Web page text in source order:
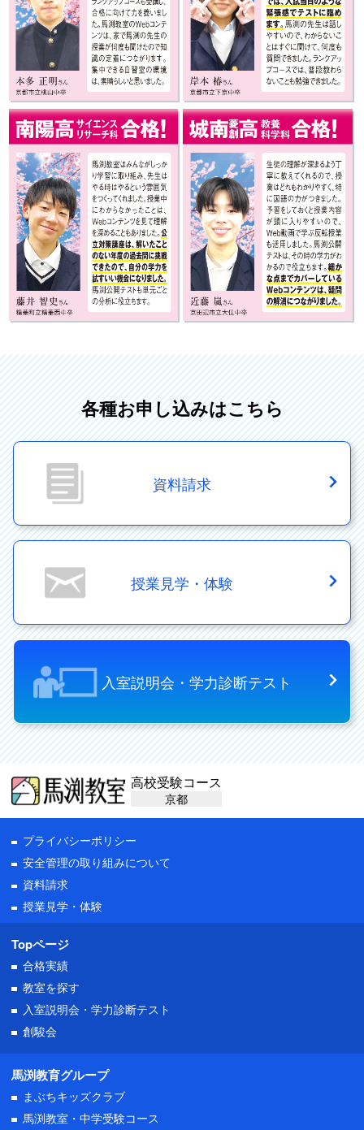
各種お申し込みはこちら
資料請求
授業見学・体験
入室説明会・学力診断テスト
高校受験コース
京都
プライバシーポリシー
安全管理の取り組みについて
資料請求
授業見学・体験
Topページ
合格実績
教室を探す
入室説明会・ 学力診断テスト
創駿会
馬渕教育グループ
まぶちキッズクラブ
馬渕教室・中学受験コース